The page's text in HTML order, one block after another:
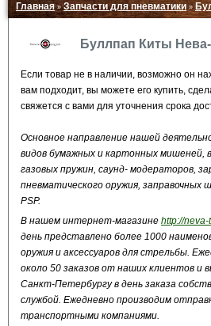
Главная»Запчасти для пневматики »
Буллпап Киты Нева-
Если товар не в наличии, возможно он
вам подходит, вы можете его купить,
свяжется с вами для уточнения срока
Основное направление нашей
видов бумажных и картонных мишеней,
газовых пружин, саунд- модераторов,
пневматического оружия, заправочных
PSP.
В нашем интернет-магазине http://
день представлено более 1000
оружия и аксессуаров для стрельбы.
около 50 заказов от наших клиентов и
Санкт-Петербургу в день заказа
службой. Ежедневно производим
транспортными компаниями.